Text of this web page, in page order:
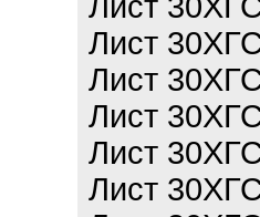
Лист
Лист
Лист
Лист
Лист